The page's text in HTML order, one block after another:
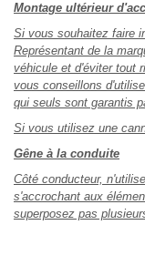
Montage ultérieur
Si vous souhaitez faire
Représentant de la
véhicule et d'éviter tout
vous conseillons
qui seuls sont garantis
Si vous utilisez une
Gêne à la conduite
Côté conducteur,
s'accrochant aux
superposez pas